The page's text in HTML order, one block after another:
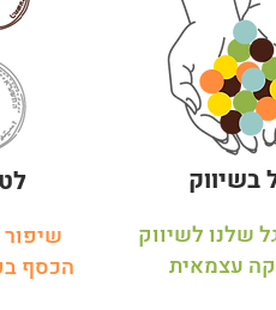
שיפור
הכסף
בשיווק
שלנו לשיווק
עצמאית